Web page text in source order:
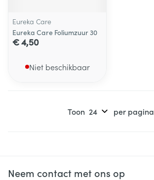
Eureka Care
Eureka Care Foliumzuur 30
€ 4,50
Niet beschikbaar
Toon per pagina
Neem contact met ons op